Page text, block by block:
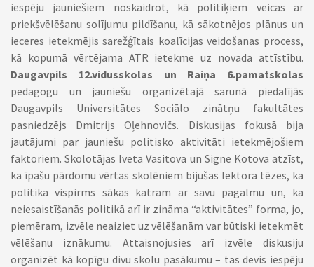
iespēju jauniešiem noskaidrot, kā politiķiem veicas ar
priekšvēlēšanu solījumu pildīšanu, kā sākotnējos plānus un
ieceres ietekmējis sarežģītais koalīcijas veidošanas process,
kā kopumā vērtējama ATR ietekme uz novada attīstību.
Daugavpils 12.vidusskolas un Raiņa 6.pamatskolas
pedagogu un jauniešu organizētajā sarunā piedalījās
Daugavpils Universitātes Sociālo zinātņu fakultātes
pasniedzējs Dmitrijs Oļehnovičs. Diskusijas fokusā bija
jautājumi par jauniešu politisko aktivitāti ietekmējošiem
faktoriem. Skolotājas Iveta Vasitova un Signe Kotova atzīst,
ka īpašu pārdomu vērtas skolēniem bijušas lektora tēzes, ka
politika vispirms sākas katram ar savu pagalmu un, ka
neiesaistīšanās politikā arī ir zināma “aktivitātes” forma, jo,
piemēram, izvēle neaiziet uz vēlēšanām var būtiski ietekmēt
vēlēšanu iznākumu. Attaisnojusies arī izvēle diskusiju
organizēt kā kopīgu divu skolu pasākumu – tas devis iespēju